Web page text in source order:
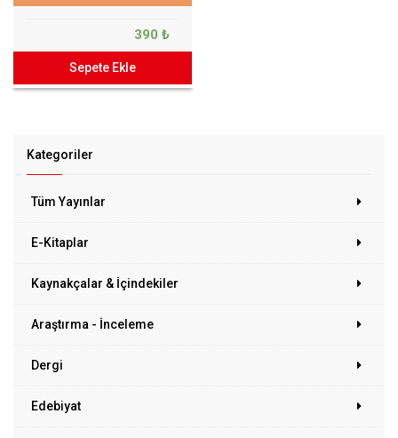
Kategoriler
Tüm Yayınlar
E-Kitaplar
Kaynakçalar & İçindekiler
Araştırma - İnceleme
Dergi
Edebiyat
390 ₺
Sepete Ekle